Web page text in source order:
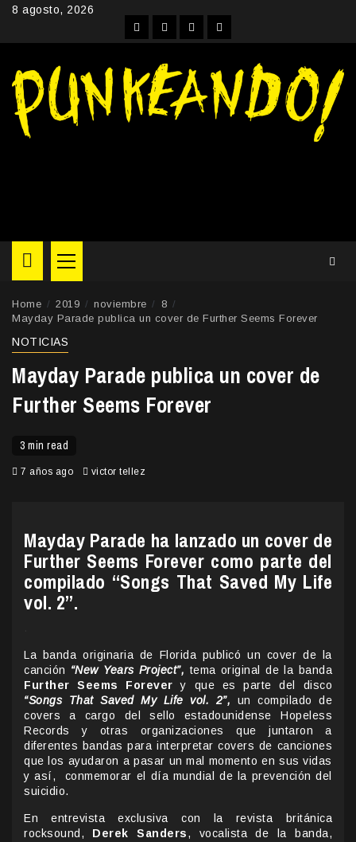
Skip8 agosto, 2026
FacebookInstagram
YouTubeTwitter
Primary
Menu
Home 2019 noviembre
8
Mayday Parade publica un cover de Further Seems Forever
NOTICIAS
Mayday Parade publica un cover de
Further Seems Forever
3 min read
7 años ago victor tellez
Mayday Parade ha lanzado un cover de
Further Seems Forever como parte del
compilado “Songs That Saved My Life
vol. 2”.
La banda originaria de Florida publicó un cover de la
canción “New Years Project”, tema original de la banda
Further Seems Forever y que es parte del disco
“Songs That Saved My Life vol. 2”, un compilado de
covers a cargo del sello estadounidense Hopeless
Records y otras organizaciones que juntaron a
diferentes bandas para interpretar covers de canciones
que los ayudaron a pasar un mal momento en sus vidas
y así, conmemorar el día mundial de la prevención del
suicidio.
En entrevista exclusiva con la revista británica
rocksound, Derek Sanders, vocalista de la banda,